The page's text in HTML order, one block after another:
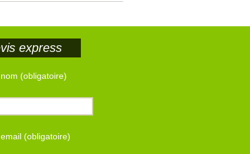
express
(obligatoire)
(obligatoire)